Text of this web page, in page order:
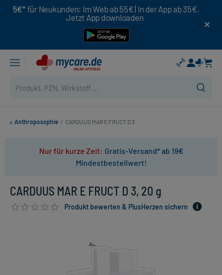
5€* für Neukunden: Im Web ab 55€ | In der App ab 35€.
Jetzt App downloaden
Anthroposophie / CARDUUS MAR E FRUCT D 3
Nur für kurze Zeit: Gratis-Versand* ab 19€
Mindestbestellwert!
CARDUUS MAR E FRUCT D 3, 20 g
Produkt bewerten & PlusHerzen sichern